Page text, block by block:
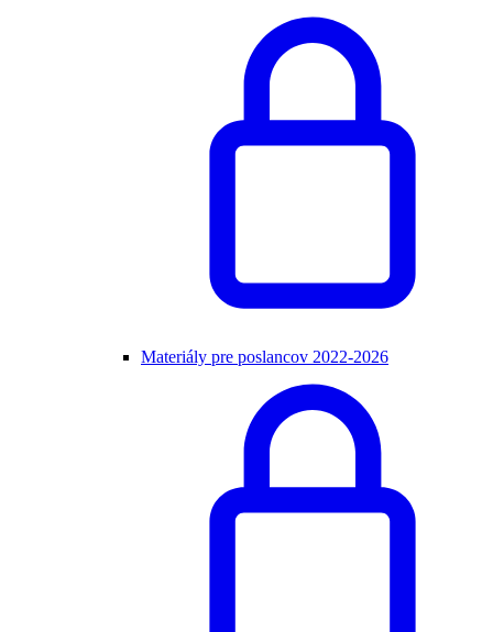
Materiály pre poslancov 2022-2026